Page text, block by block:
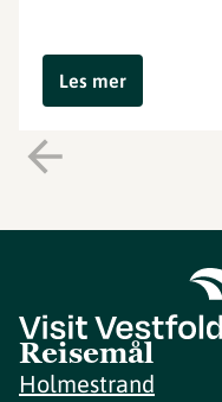
Les mer
Reisemål
Holmestrand